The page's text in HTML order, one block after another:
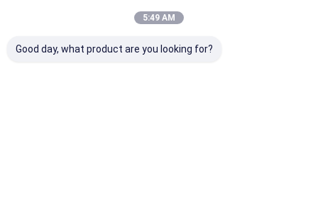
5:49 AM
Good day, what product are you looking for?